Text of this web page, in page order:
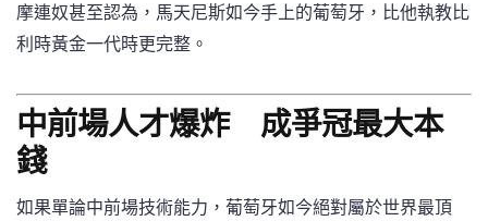
摩連奴甚至認為，馬天尼斯如今手上的葡萄牙，比他執教比
利時黃金一代時更完整。
中前場人才爆炸 成爭冠最大本
錢
如果單論中前場技術能力，葡萄牙如今絕對屬於世界最頂